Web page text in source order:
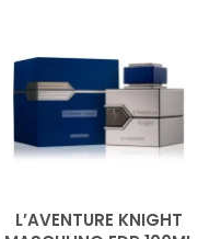
L’AVENTURE KNIGHT